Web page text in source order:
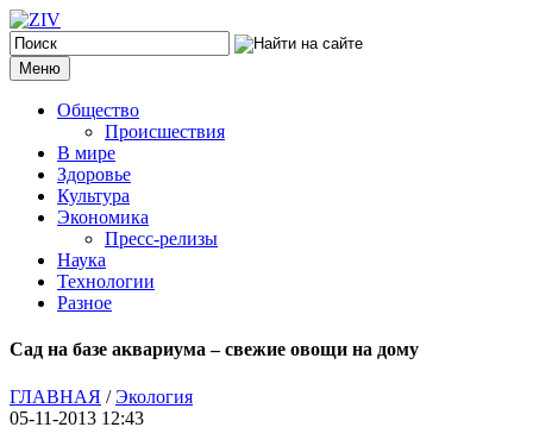
Меню
Общество
Происшествия
В мире
Здоровье
Культура
Экономика
Пресс-релизы
Наука
Технологии
Разное
Сад на базе аквариума – свежие овощи на дому
ГЛАВНАЯ /Экология
05-11-2013 12:43